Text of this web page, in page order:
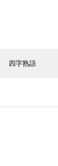
四字熟語